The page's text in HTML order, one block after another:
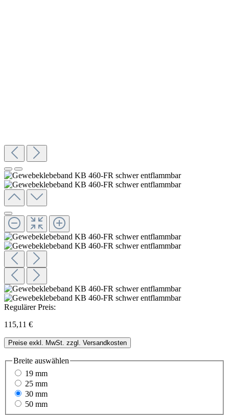
Regulärer Preis:
115,11 €
Preise exkl. MwSt. zzgl. Versandkosten
Breite auswählen
19 mm
25 mm
30 mm
50 mm